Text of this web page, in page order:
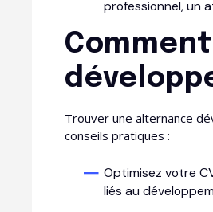
professionnel, un
Trouver une alternance
conseils pratiques :
Optimisez votre
liés au